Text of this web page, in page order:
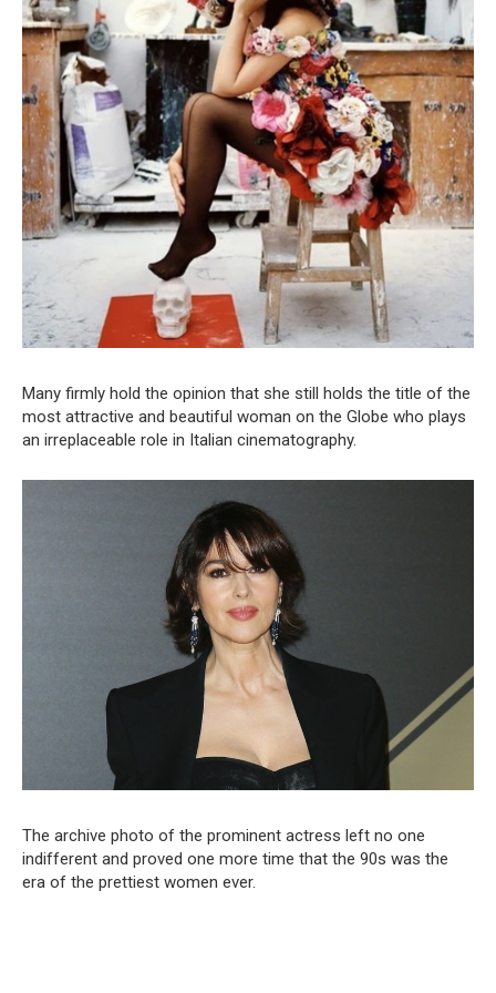
Many firmly hold the opinion that she still holds the title of the
most attractive and beautiful woman on the Globe who plays
an irreplaceable role in Italian cinematography.
The archive photo of the prominent actress left no one
indifferent and proved one more time that the 90s was the
era of the prettiest women ever.